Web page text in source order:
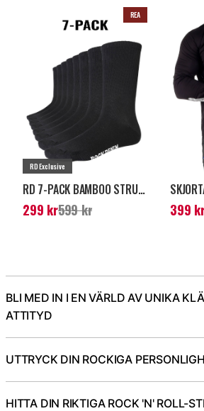
REA
RD Exclusive
RD 7-PACK BAMBOO STRUMPOR - SVART
Nuvarande pris:299
299 kr599 kr 399
BLI MED IN I EN VÄRLD AV UNIKA
ATTITYD
UTTRYCK DIN ROCKIGA
HITTA DIN RIKTIGA ROCK 'N' ROLL-